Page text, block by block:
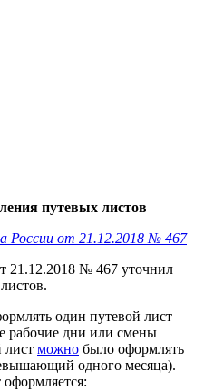
путевых листов
России от 21.12.2018 № 467
21.12.2018 № 467 уточнил
один путевой лист
рабочие дни или смены
лист можно было оформлять
одного месяца).